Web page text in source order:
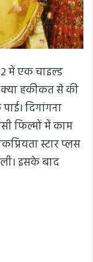
में एक चाइल्ड
क्या हकीकत से की
दिगांगना
फिल्मों में काम
स्टार प्लस
इसके बाद